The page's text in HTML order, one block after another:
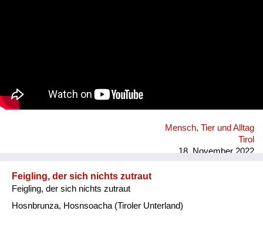
Mensch, Tier und Alltag
Tirol
18. November 2022
Feigling, der sich nichts zutraut
Feigling, der sich nichts zutraut
Hosnbrunza, Hosnsoacha (Tiroler Unterland)